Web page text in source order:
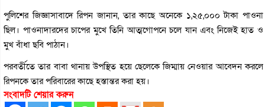
পুলিশের জিজ্ঞাসাবাদে রিপন জানান, তার কাছে অনেকে ১,২৫,০০০ টাকা পাওনা
ছিল। পাওনাদারদের চাপের মুখে তিনি আত্মগোপনে চলে যান এবং নিজেই হাত ও
মুখ বাঁধা ছবি পাঠান।
পরবর্তীতে তার বাবা থানায় উপস্থিত হয়ে ছেলেকে জিম্মায় নেওয়ার আবেদন করলে
রিপনকে তার পরিবারের কাছে হস্তান্তর করা হয়।
সংবাদটি শেয়ার করুন